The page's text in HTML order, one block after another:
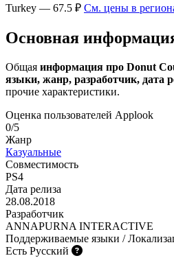
Turkey — 67.5 ₽ См. цены в
Основная
Общая информация про Donut
языки, жанр, разработчик, дата
прочие характеристики.
Оценка пользователей Applook
0/5
Жанр
Казуальные
Совместимость
PS4
Дата релиза
28.08.2018
Разработчик
ANNAPURNA INTERACTIVE
Поддерживаемые языки /
Есть Русский